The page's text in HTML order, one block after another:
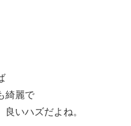
綺麗で
いハズだよね。